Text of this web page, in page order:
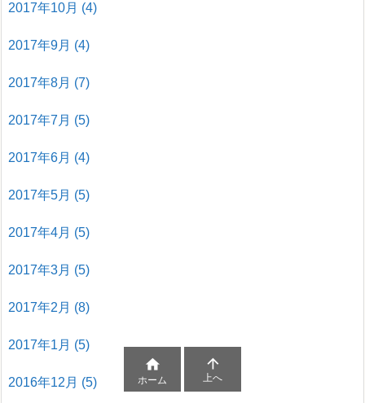
2017年10月 (4)
2017年9月 (4)
2017年8月 (7)
2017年7月 (5)
2017年6月 (4)
2017年5月 (5)
2017年4月 (5)
2017年3月 (5)
2017年2月 (8)
2017年1月 (5)
2016年12月 (5)

ホーム

上へ